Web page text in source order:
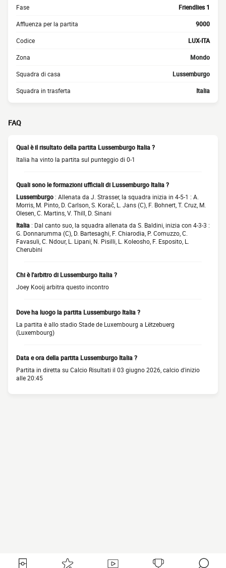
Fase Friendlies 1
Affluenza per la partita 9000
Codice LUX-ITA
Zona Mondo
Squadra di casa Lussemburgo
Squadra in trasferta Italia
FAQ
Qual è il risultato della partita Lussemburgo Italia ?
Italia ha vinto la partita sul punteggio di 0-1
Quali sono le formazioni ufficiali di Lussemburgo Italia ?
Lussemburgo : Allenata da J. Strasser, la squadra inizia in 4-5-1 : A.
Morris, M. Pinto, D. Carlson, S. Korač, L. Jans (C), F. Bohnert, T. Cruz, M.
Olesen, C. Martins, V. Thill, D. Sinani
Italia : Dal canto suo, la squadra allenata da S. Baldini, inizia con 4-3-3 :
G. Donnarumma (C), D. Bartesaghi, F. Chiarodia, P. Comuzzo, C.
Favasuli, C. Ndour, L. Lipani, N. Pisilli, L. Koleosho, F. Esposito, L.
Cherubini
Chi è l'arbitro di Lussemburgo Italia ?
Joey Kooij arbitra questo incontro
Dove ha luogo la partita Lussemburgo Italia ?
La partita è allo stadio Stade de Luxembourg a Lëtzebuerg
(Luxembourg)
Data e ora della partita Lussemburgo Italia ?
Partita in diretta su Calcio Risultati il 03 giugno 2026, calcio d'inizio
alle 20:45